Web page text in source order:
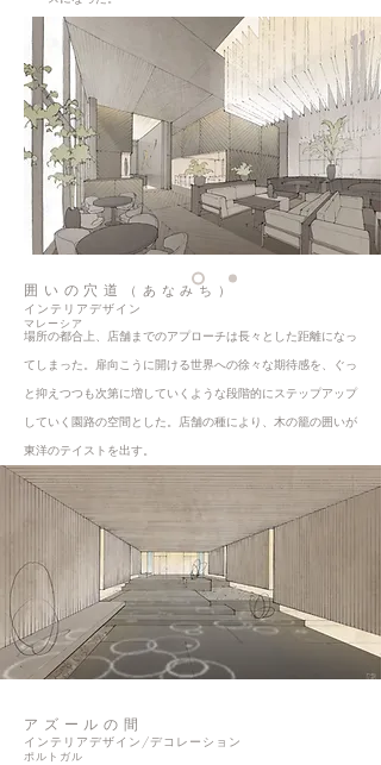
囲いの穴道 （あなみち）
インテリアデザイン
マレーシア
場所の都合上、店舗までのアプローチは長々とした距離になっ
てしまった。扉向こうに開ける世界への徐々な期待感を、ぐっ
と抑えつつも次第に増していくような段階的にステップアップ
していく園路の空間とした。店舗の種により、木の籠の囲いが
東洋のテイストを出す。
アズールの間
インテリアデザイン/デコレーション
ポルトガル